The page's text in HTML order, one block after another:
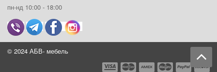
пн-нд 10:00 - 18:00
© 2024 АБВ- мебель